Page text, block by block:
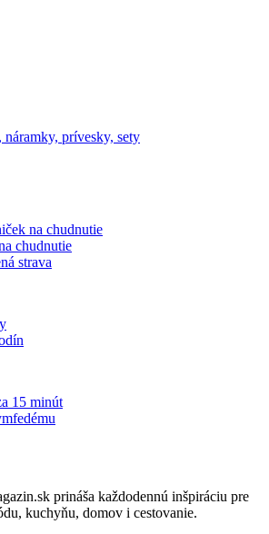
prívesky, sety
na chudnutie
chudnutie
strava
15 minút
prináša každodennú inšpiráciu pre
kuchyňu, domov i cestovanie.